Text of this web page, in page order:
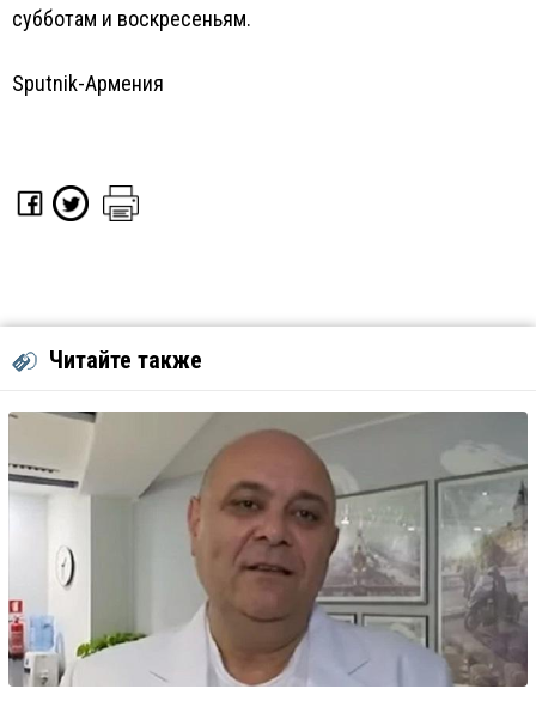
субботам и воскресеньям.
Sputnik-Армения
Читайте также